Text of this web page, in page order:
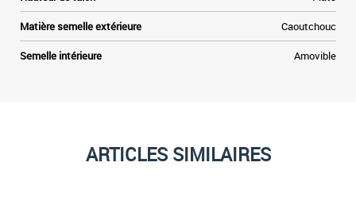
Matière semelle extérieure Caoutchouc
Semelle intérieure Amovible
ARTICLES SIMILAIRES